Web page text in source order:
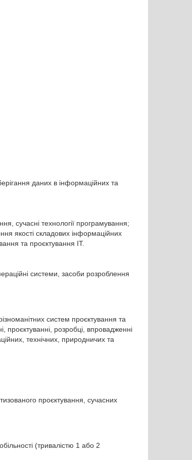
даних в інформаційних та
сучасні технології програмування;
якості складових інформаційних
та проєктування ІТ.
системи, засоби розроблення
систем проєктування та
проєктуванні, розробці, впровадженні
технічних, природничих та
проєктування, сучасних
(тривалістю 1 або 2